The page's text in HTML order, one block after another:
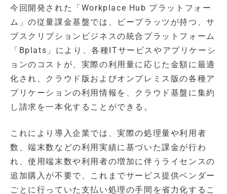
今回開発された「Workplace Hub プラットフォー
ム」の従量課金基盤では、ビープラッツが持つ、サ
ブスクリプションビジネスの統合プラットフォーム
「Bplats」により、各種ITサービスやアプリケーシ
ョンのコストが、実際の利用量に応じた金額に最適
化され、クラウド版およびオンプレミス版の各種ア
プリケーションの利用情報を、クラウド基盤に集約
し請求を一本化することができる。
これにより導入企業では、実際の処理量や利用者
数、端末数などの利用実績に基づいた課金が行わ
れ、使用端末数や利用者の増加に伴うライセンスの
追加購入が不要で、これまでサービス提供ベンダー
ごとに行っていた支払い処理の手間を省力化するこ